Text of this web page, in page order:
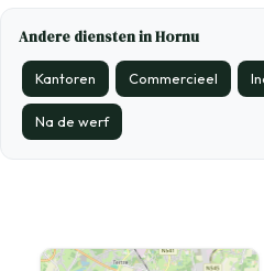
Andere diensten in Hornu
Kantoren Commercieel
Na de werf